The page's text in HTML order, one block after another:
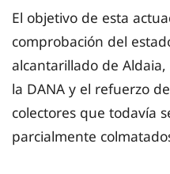
El objetivo de esta
comprobación del
alcantarillado de
la DANA y el refuerzo
colectores que todavía
parcialmente